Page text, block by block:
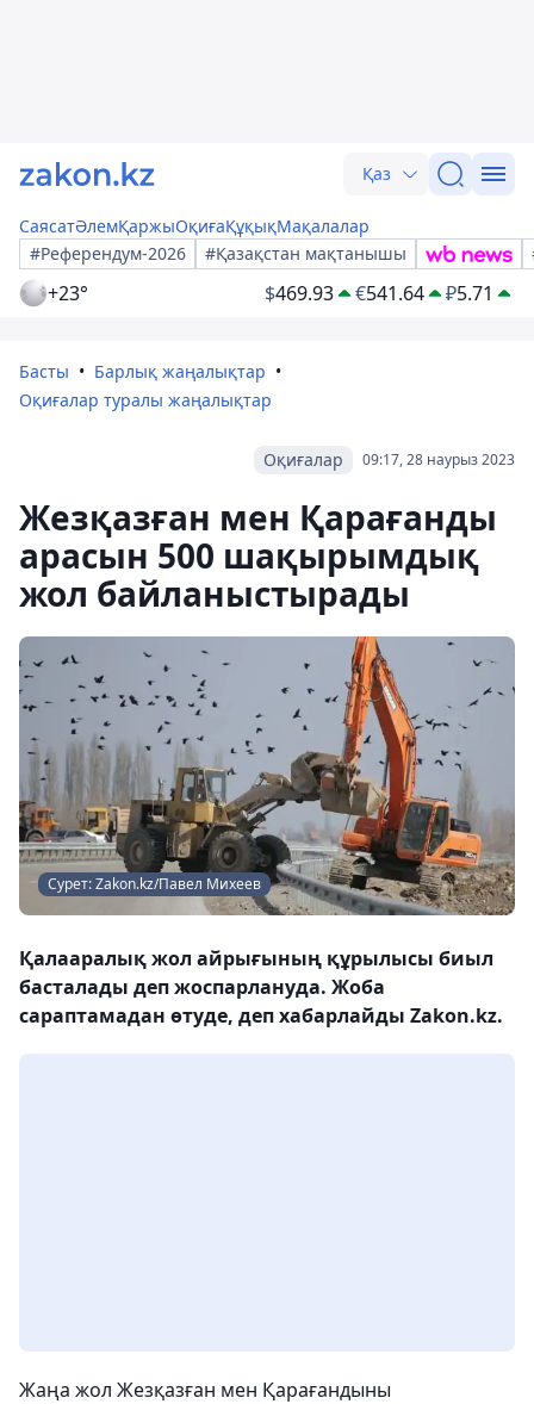
Қаз
СаясатӘлемҚаржыОқиғаҚұқықМақалалар
#Референдум-2026
#Қазақстан мақтанышы
+23° $469.93 €541.64 ₽5.71
Басты
Барлық жаңалықтар
Оқиғалар туралы жаңалықтар
09:17, 28 наурыз 2023
Оқиғалар
Жезқазған мен Қарағанды
арасын 500 шақырымдық
жол байланыстырады
Сурет: Zakon.kz/Павел Михеев
Қалааралық жол айрығының құрылысы биыл
басталады деп жоспарлануда. Жоба
сараптамадан өтуде, деп хабарлайды Zakon.kz.
Жаңа жол Жезқазған мен Қарағандыны